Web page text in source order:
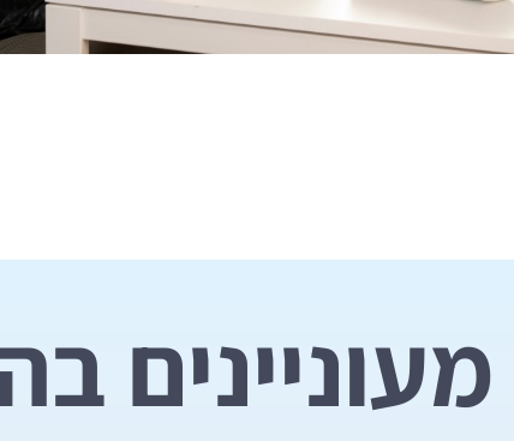
מעוניינים